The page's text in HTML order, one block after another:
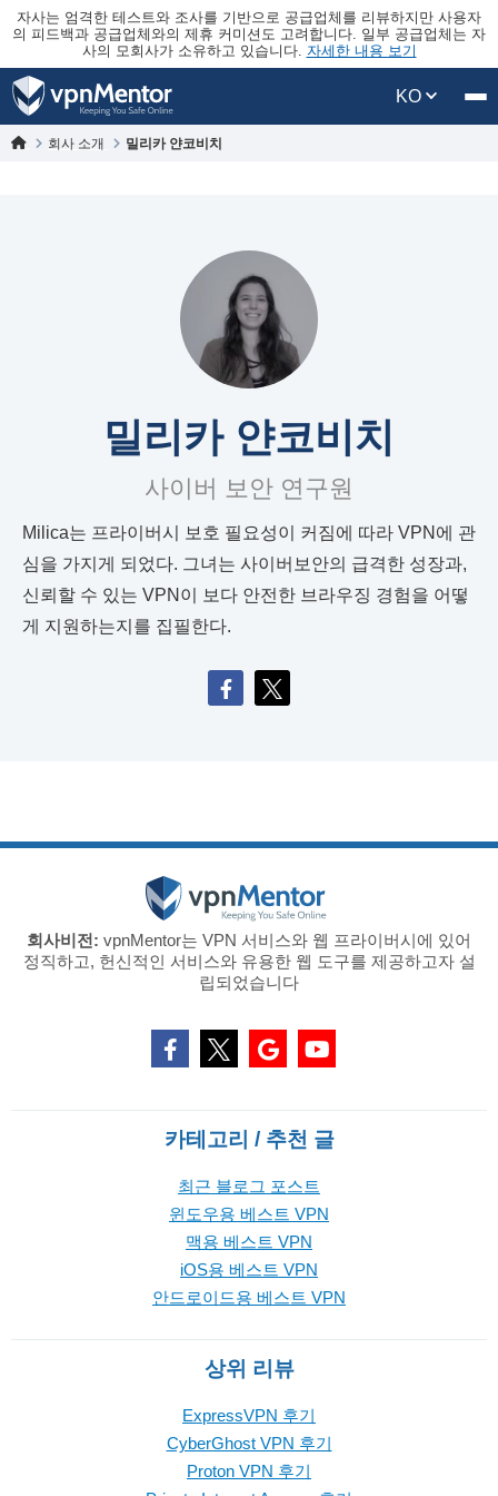
자사는 엄격한 테스트와 조사를 기반으로 공급업체를 리뷰하지만 사용자
의 피드백과 공급업체와의 제휴 커미션도 고려합니다. 일부 공급업체는 자
사의 모회사가 소유하고 있습니다. 자세한 내용 보기
KO
회사 소개 밀리카 얀코비치
밀리카 얀코비치
사이버 보안 연구원
Milica는 프라이버시 보호 필요성이 커짐에 따라 VPN에 관
심을 가지게 되었다. 그녀는 사이버보안의 급격한 성장과,
신뢰할 수 있는 VPN이 보다 안전한 브라우징 경험을 어떻
게 지원하는지를 집필한다.
회사비전: vpnMentor는 VPN 서비스와 웹 프라이버시에 있어
정직하고, 헌신적인 서비스와 유용한 웹 도구를 제공하고자 설
립되었습니다
카테고리 / 추천 글
최근 블로그 포스트
윈도우용 베스트 VPN
맥용 베스트 VPN
iOS용 베스트 VPN
안드로이드용 베스트 VPN
상위 리뷰
ExpressVPN 후기
CyberGhost VPN 후기
Proton VPN 후기